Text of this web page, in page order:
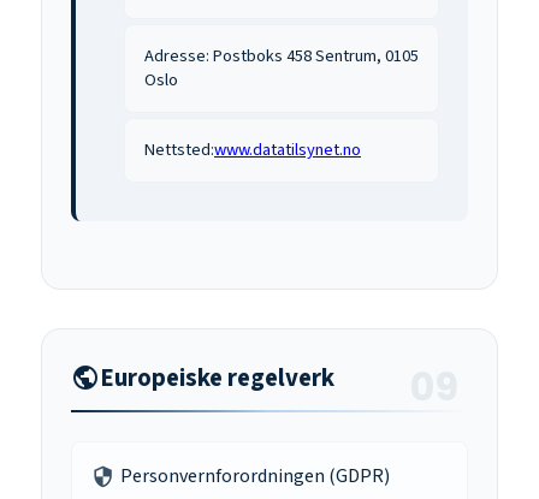
Adresse: Postboks 458 Sentrum, 0105
Oslo
Nettsted:www.datatilsynet.no
publicEuropeiske regelverk
security Personvernforordningen (GDPR)